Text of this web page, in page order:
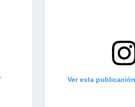
Ver esta